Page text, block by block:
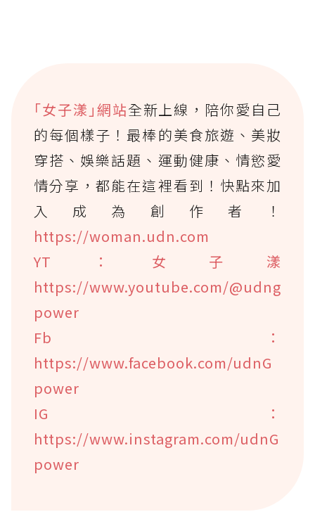
｢女子漾｣網站全新上線，陪你愛自己
的每個樣子！最棒的美食旅遊、美妝
穿搭、娛樂話題、運動健康、情慾愛
情分享，都能在這裡看到！快點來加
入成為創作者！
https://woman.udn.com
YT：女子漾
https://www.youtube.com/@udng
power
Fb：
https://www.facebook.com/udnG
power
IG：
https://www.instagram.com/udnG
power